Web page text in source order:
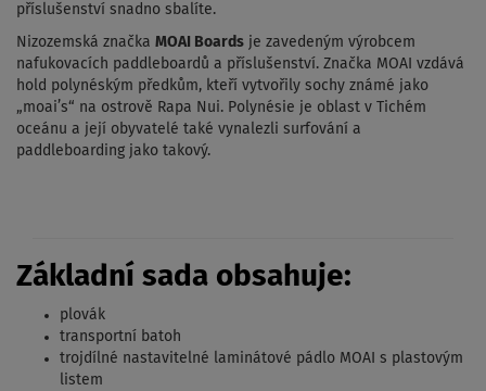
příslušenství snadno sbalíte.
Nizozemská značka MOAI Boards je zavedeným výrobcem
nafukovacích paddleboardů a příslušenství. Značka MOAI vzdává
hold polynéským předkům, kteří vytvořily sochy známé jako
„moai’s“ na ostrově Rapa Nui. Polynésie je oblast v Tichém
oceánu a její obyvatelé také vynalezli surfování a
paddleboarding jako takový.
Základní sada obsahuje:
plovák
transportní batoh
trojdílné nastavitelné laminátové pádlo MOAI s plastovým
listem